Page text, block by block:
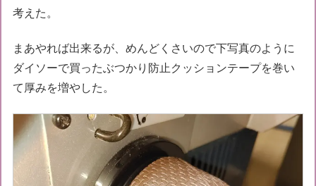
考えた。
まあやれば出来るが、めんどくさいので下写真のように
ダイソーで買ったぶつかり防止クッションテープを巻い
て厚みを増やした。